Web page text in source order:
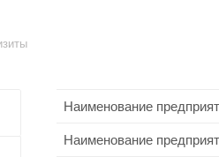
Наименование
Наименование